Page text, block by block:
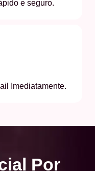
e seguro.
Imediatamente.
Por